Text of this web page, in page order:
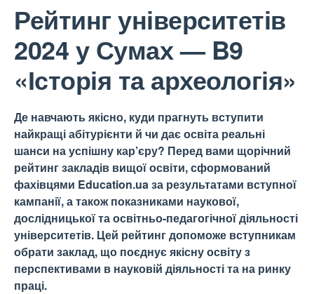
Рейтинг університетів
2024 у Сумах — B9
«Історія та археологія»
Де навчають якісно, куди прагнуть вступити
найкращі абітурієнти й чи дає освіта реальні
шанси на успішну кар’єру? Перед вами щорічний
рейтинг закладів вищої освіти, сформований
фахівцями Education.ua за результатами вступної
кампанії, а також показниками наукової,
дослідницької та освітньо-педагогічної діяльності
університетів. Цей рейтинг допоможе вступникам
обрати заклад, що поєднує якісну освіту з
перспективами в науковій діяльності та на ринку
праці.